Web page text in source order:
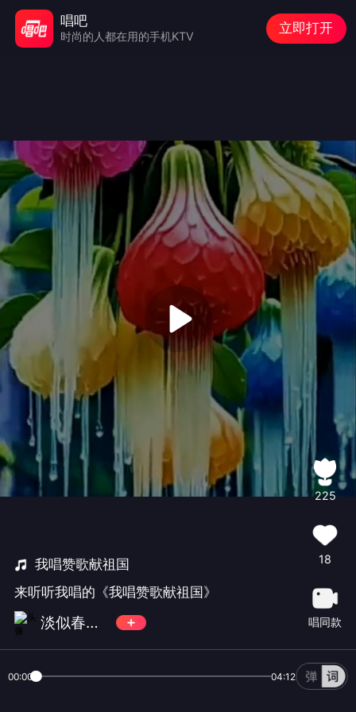
我唱赞歌献祖国
来听听我唱的《我唱赞歌献祖国》
淡似春风A(每周一首更新)
225
18
唱同款
00:00 04:12
唱吧
时尚的人都在用的手机KTV
立即打开